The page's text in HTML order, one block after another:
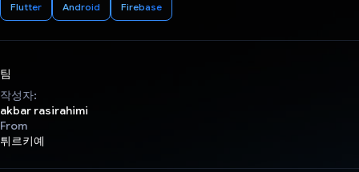
Flutter Android Firebase
팀
작성자:
akbar rasirahimi
From
튀르키예